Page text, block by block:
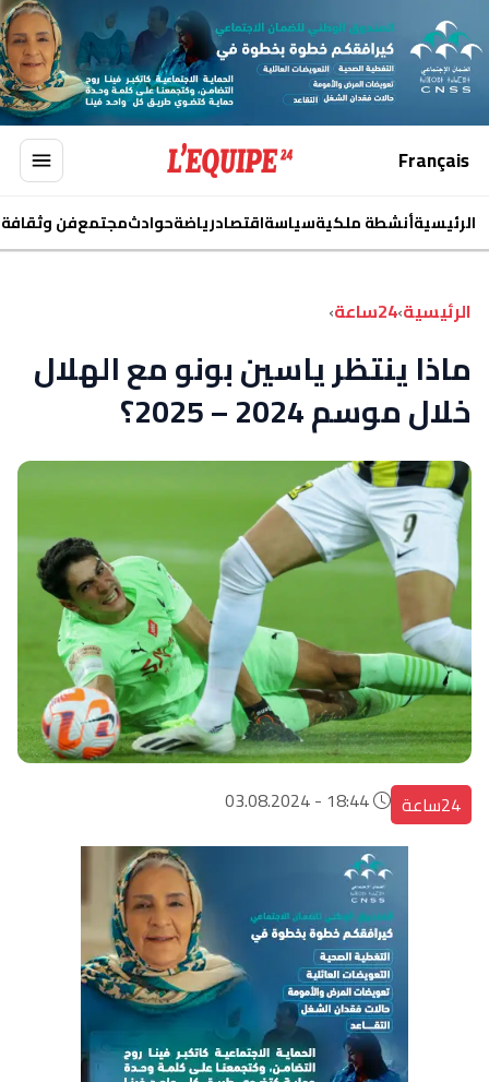
Français
الرئيسيةأنشطة ملكيةسياسةاقتصادرياضةحوادثمجتمعفن وثقافة
الرئيسية›24ساعة ›
ماذا ينتظر ياسين بونو مع الهلال
خلال موسم 2024 – 2025؟
24ساعة